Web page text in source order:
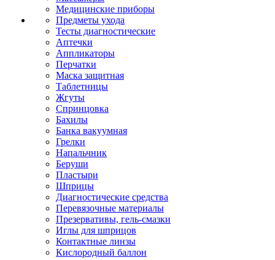
Медицинские приборы
Предметы ухода
Тесты диагностические
Аптечки
Аппликаторы
Перчатки
Маска защитная
Таблетницы
Жгуты
Спринцовка
Бахилы
Банка вакуумная
Грелки
Напальчник
Беруши
Пластыри
Шприцы
Диагностические средства
Перевязочные материалы
Презервативы, гель-смазки
Иглы для шприцов
Контактные линзы
Кислородный баллон